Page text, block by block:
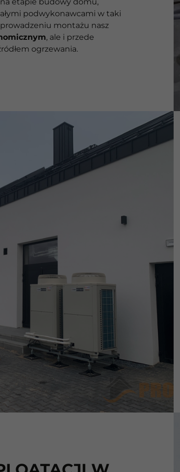
podwykonawcami w taki
montażu nasz
, ale i przede
ogrzewania.